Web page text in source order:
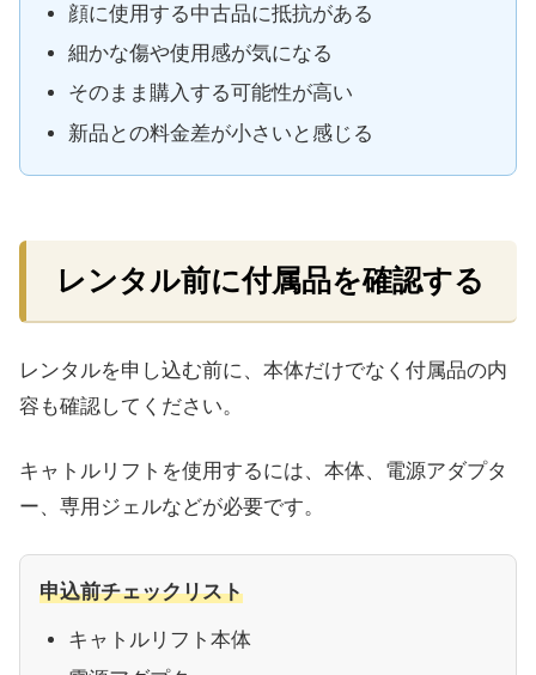
顔に使用する中古品に抵抗がある
細かな傷や使用感が気になる
そのまま購入する可能性が高い
新品との料金差が小さいと感じる
レンタル前に付属品を確認する
レンタルを申し込む前に、本体だけでなく付属品の内
容も確認してください。
キャトルリフトを使用するには、本体、電源アダプタ
ー、専用ジェルなどが必要です。
申込前チェックリスト
キャトルリフト本体